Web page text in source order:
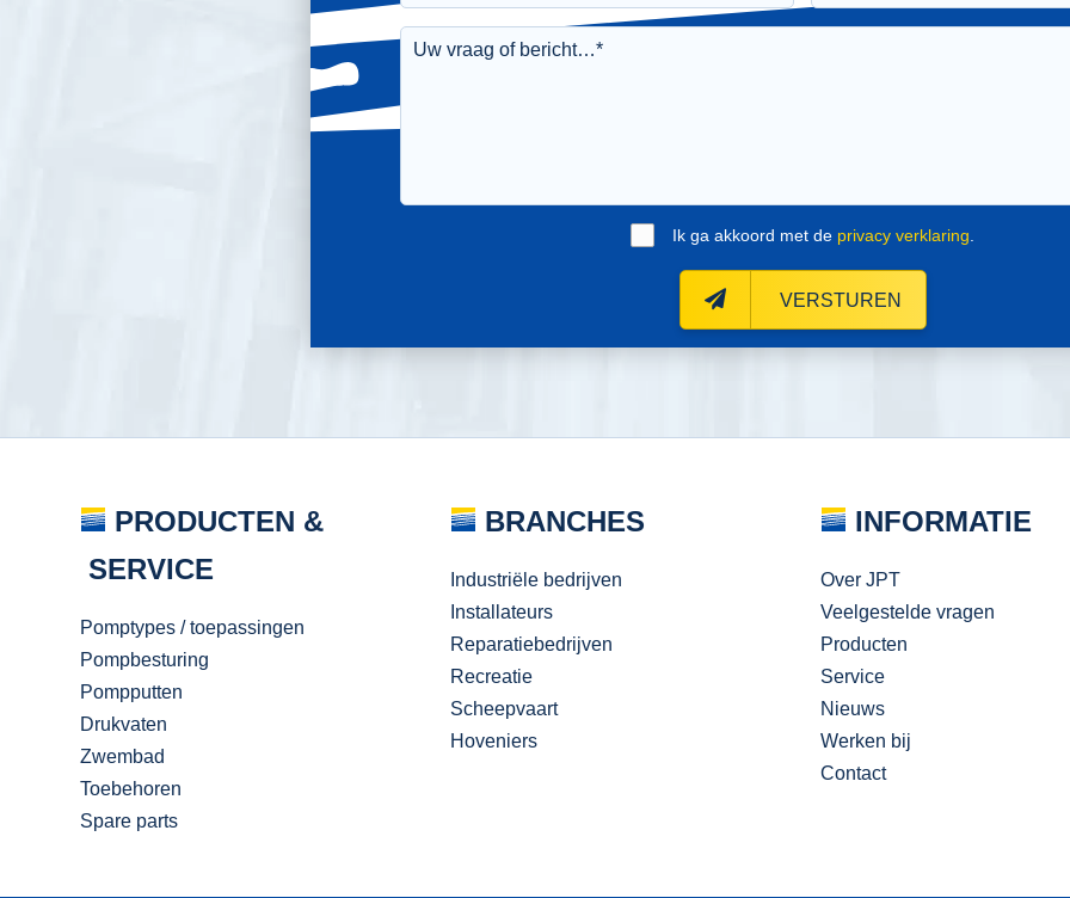
Ik ga akkoord met de privacy verklaring
VERSTUREN
PRODUCTEN &
SERVICE
Pomptypes / toepassingen
Pompbesturing
Pompputten
Drukvaten
Zwembad
Toebehoren
Spare parts
BRANCHES
Industriële bedrijven
Installateurs
Reparatiebedrijven
Recreatie
Scheepvaart
Hoveniers
INFORMATIE
Over JPT
Veelgestelde vragen
Producten
Service
Nieuws
Werken bij
Contact